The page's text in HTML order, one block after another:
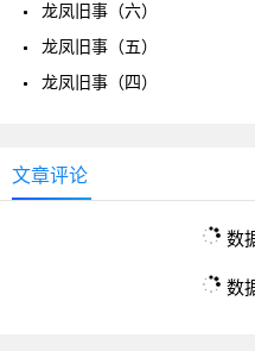
龙凤旧事（六）
龙凤旧事（五）
龙凤旧事（四）
文章评论
数
数